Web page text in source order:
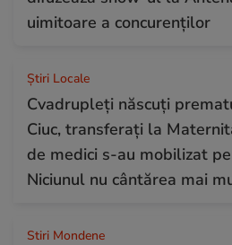
uimitoare a concurenților
Știri Locale
Cvadrupleți născuți
Ciuc, transferați la
de medici s-au mobilizat
Niciunul nu cântărea mai
Stiri Mondene